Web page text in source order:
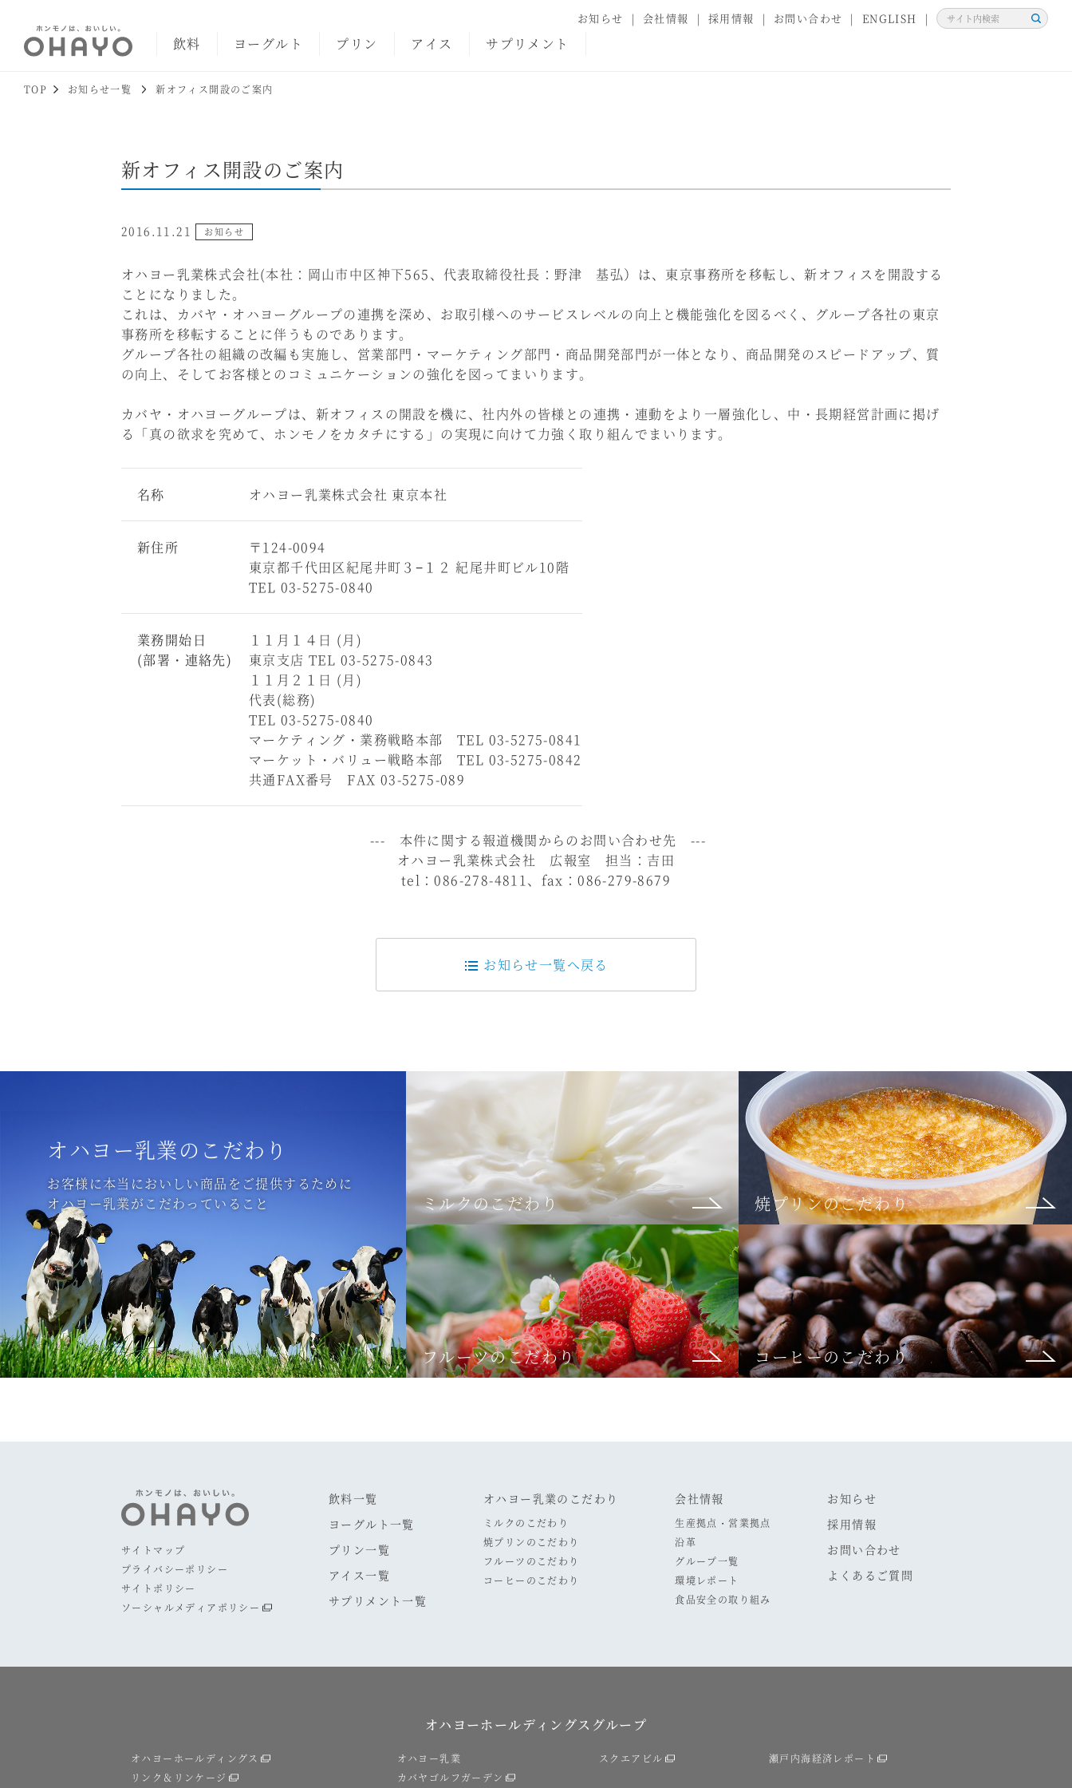
飲料 ヨーグルト プリン アイス サプリメント
お知らせ 会社情報 採用情報 お問い合わせ ENGLISH
検
TOP お知らせ一覧 新オフィス開設のご案内
新オフィス開設のご案内
2016.11.21 お知らせ
オハヨー乳業株式会社(本社：岡山市中区神下565、代表取締役社長：野津 基弘）は、東京事務所を移転し、新オフィスを開設する
ことになりました。
これは、カバヤ・オハヨーグループの連携を深め、お取引様へのサービスレベルの向上と機能強化を図るべく、グループ各社の東京
事務所を移転することに伴うものであります。
グループ各社の組織の改編も実施し、営業部門・マーケティング部門・商品開発部門が一体となり、商品開発のスピードアップ、質
の向上、そしてお客様とのコミュニケーションの強化を図ってまいります。
カバヤ・オハヨーグループは、新オフィスの開設を機に、社内外の皆様との連携・連動をより一層強化し、中・長期経営計画に掲げ
る「真の欲求を究めて、ホンモノをカタチにする」の実現に向けて力強く取り組んでまいります。
名称 オハヨー乳業株式会社 東京本社
新住所
〒124-0094
東京都千代田区紀尾井町３−１２ 紀尾井町ビル10階
TEL 03-5275-0840
業務開始日
(部署・連絡先)
１１月１４日 (月)
東京支店 TEL 03-5275-0843
１１月２１日 (月)
代表(総務)
TEL 03-5275-0840
マーケティング・業務戦略本部 TEL 03-5275-0841
マーケット・バリュー戦略本部 TEL 03-5275-0842
共通FAX番号 FAX 03-5275-089
--- 本件に関する報道機関からのお問い合わせ先 ---
オハヨー乳業株式会社 広報室 担当：吉田
tel：086-278-4811、fax：086-279-8679
お知らせ一覧へ戻る
オハヨー乳業のこだわり
お客様に本当においしい商品をご提供するために
オハヨー乳業がこだわっていること
ミルクのこだわり 焼プリンのこだわり
フルーツのこだわり コーヒーのこだわり
サイトマップ
プライバシーポリシー
サイトポリシー
ソーシャルメディアポリシー
飲料一覧
ヨーグルト一覧
プリン一覧
アイス一覧
サプリメント一覧
オハヨー乳業のこだわり
ミルクのこだわり
焼プリンのこだわり
フルーツのこだわり
コーヒーのこだわり
会社情報
生産拠点・営業拠点
沿革
グループ一覧
環境レポート
食品安全の取り組み
お知らせ
採用情報
お問い合わせ
よくあるご質問
オハヨーホールディングスグループ
オハヨーホールディングス
リンク＆リンケージ
オハヨー乳業
カバヤゴルフガーデン
スクエアビル 瀬戸内海経済レポート